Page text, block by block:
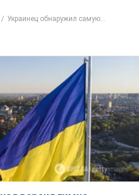
версия гимна
Российская
в школе
только первый куплет
– 53: что
выглядят